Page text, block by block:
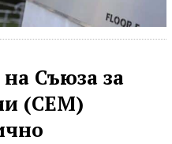
Съюза за
(СЕМ)